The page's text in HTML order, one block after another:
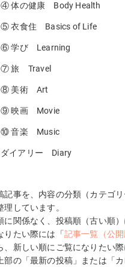
④ 体の健康 Body Health
⑤ 衣食住 Basics of Life
⑥ 学び Learning
⑦ 旅 Travel
⑧ 美術 Art
⑨ 映画 Movie
⑩ 音楽 Music
ダイアリー Diary
記事を、内容の分類（カテゴリ
理しています。
に関係なく、投稿順（古い順
りたい際には「記事一覧（公開
、新しい順にご覧になりたい際
部の「最新の投稿」または「